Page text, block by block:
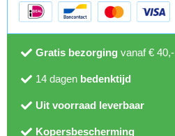
Gratis bezorging vanaf € 40,-
14 dagen bedenktijd
Uit voorraad leverbaar
Kopersbescherming